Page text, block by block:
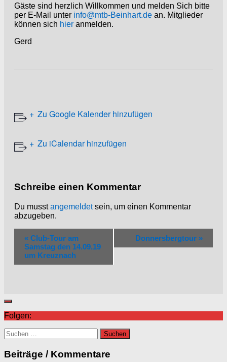
Gäste sind herzlich Willkommen und melden Sich bitte
per E-Mail unter info@mtb-Beinhart.de an. Mitglieder
können sich hier anmelden.
Gerd
Zu Google Kalender hinzufügen
Zu iCalendar hinzufügen
Schreibe einen Kommentar
Du musstangemeldetsein, um einen Kommentar
abzugeben.
a
a
l
t
n
« Club-Tour am
Samstag den 14.09.19
um Kreuznach
Donnersbergtour »
Folgen:
Suchen
nach:
Beiträge / Kommentare